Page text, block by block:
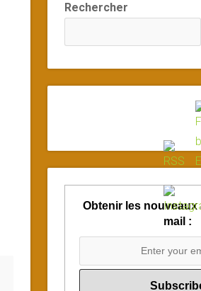
Rechercher
Obtenir les nouveaux
mail :